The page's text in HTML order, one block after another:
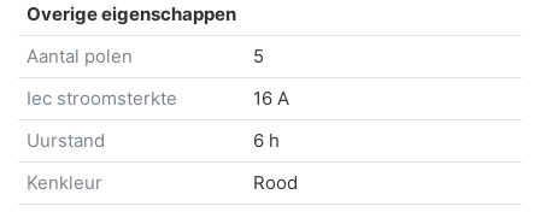
Overige eigenschappen
Aantal polen
5
Iec stroomsterkte
16 A
Uurstand
6 h
Kenkleur
Rood